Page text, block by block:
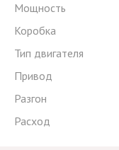
Мощность
Коробка
Тип двигателя
Привод
Разгон
Расход